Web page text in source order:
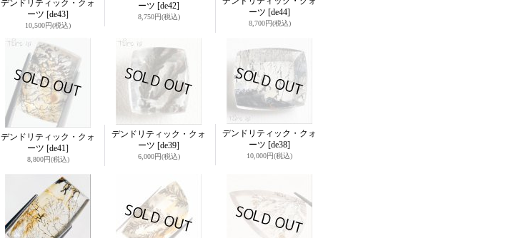
デンドリティック・クォ
ーツ [de43]
10,500円(税込)
ーツ [de42]
8,750円(税込)
ーツ [de44]
8,700円(税込)
デンドリティック・クォ
ーツ [de41]
8,800円(税込)
デンドリティック・クォ
ーツ [de39]
6,000円(税込)
デンドリティック・クォ
ーツ [de38]
10,000円(税込)